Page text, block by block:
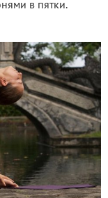
в пятки.